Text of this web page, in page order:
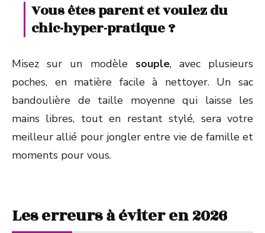
Vous êtes parent et voulez du
chic-hyper-pratique ?
Misez sur un modèle souple, avec plusieurs
poches, en matière facile à nettoyer. Un sac
bandoulière de taille moyenne qui laisse les
mains libres, tout en restant stylé, sera votre
meilleur allié pour jongler entre vie de famille et
moments pour vous.
Les erreurs à éviter en 2026